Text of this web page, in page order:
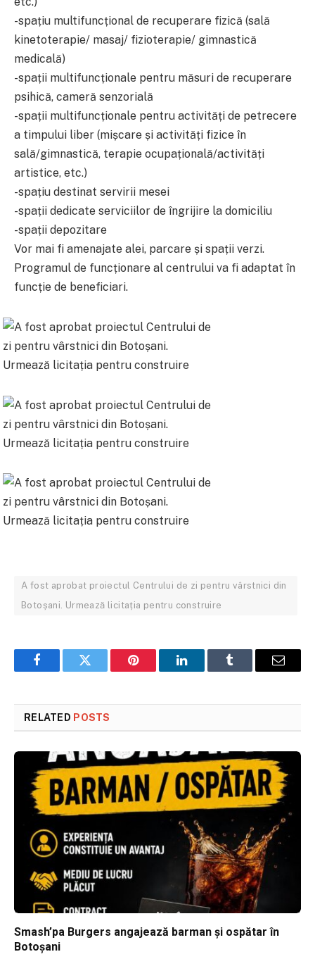
-spațiu multifuncțional de recuperare fizică (sală
kinetoterapie/ masaj/ fizioterapie/ gimnastică
medicală)
-spații multifuncționale pentru măsuri de recuperare
psihică, cameră senzorială
-spații multifuncționale pentru activități de petrecere
a timpului liber (mișcare și activități fizice în
sală/gimnastică, terapie ocupațională/activități
artistice, etc.)
-spațiu destinat servirii mesei
-spații dedicate serviciilor de îngrijire la domiciliu
-spații depozitare
Vor mai fi amenajate alei, parcare și spații verzi.
Programul de funcționare al centrului va fi adaptat în
funcție de beneficiari.
A fost aprobat proiectul Centrului de zi pentru vârstnici din
Botoșani. Urmează licitația pentru construire
FacebookTwitter Pinterest LinkedInTumblr Email
RELATED POSTS
Smash’pa Burgers angajează barman și ospătar în
Botoșani